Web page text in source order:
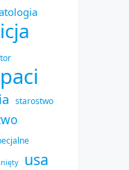
starostwo
usa